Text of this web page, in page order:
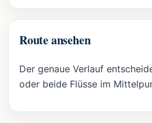
Route ansehen
Der genaue Verlauf
oder beide Flüsse im